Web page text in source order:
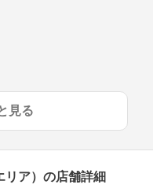
見る
リア）の店舗詳細